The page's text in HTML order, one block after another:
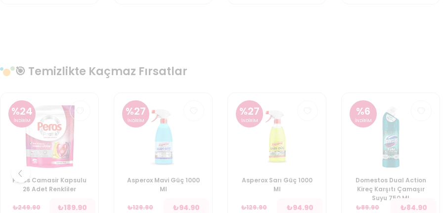
🎯 Temizlikte Kaçmaz Fırsatlar
%24
İNDİRİM
Peros Camasir Kapsulu
26 Adet Renkliler
₺249.90 ₺189.90
%27
İNDİRİM
Asperox Mavi Güç 1000
Ml
₺129.90 ₺94.90
%27
İNDİRİM
Asperox Sarı Güç 1000
Ml
₺129.90 ₺94.90
%6
İNDİRİM
Domestos Dual Action
Kireç Karşıtı Çamaşır
Suyu 750 Ml
₺89.90 ₺84.90